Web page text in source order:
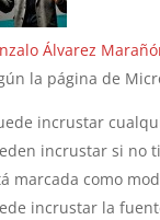
Álvarez
la página de
incrustar
incrustar si no
marcada como
incrustar la